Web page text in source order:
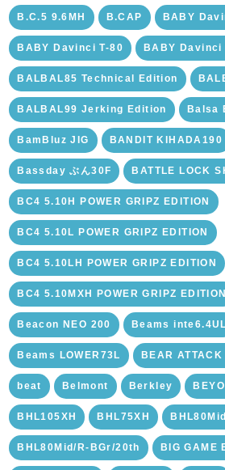
B.C.5 9.6MH B.CAP BABY
BABY Davinci T-80 BABY Davinci
BALBAL85 Technical Edition
BALBAL99 Jerking Edition Balsa
BamBluz JIG BANDIT KIHADA190
Bassday ぶん30F BATTLE LOCK
BC4 5.10H POWER GRIPZ EDITION
BC4 5.10L POWER GRIPZ EDITION
BC4 5.10LH POWER GRIPZ EDITION
BC4 5.10MXH POWER GRIPZ EDITION
Beacon NEO 200 Beams inte6.4UL
Beams LOWER73L BEAR ATTACK
beat Belmont Berkley
BHL105XH BHL75XH
BHL80Mid/R-BGr/20th BIG GAME